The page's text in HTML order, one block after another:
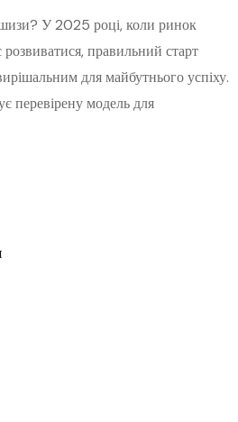
У 2025 році, коли ринок
правильний старт
для майбутнього успіху.
перевірену модель для